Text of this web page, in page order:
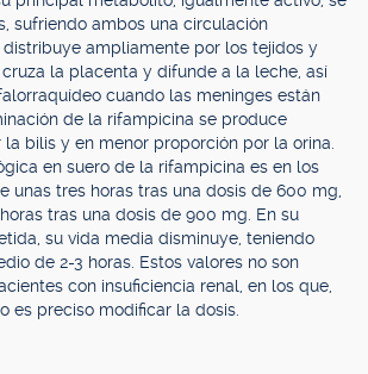
sufriendo ambos una circulación
distribuye ampliamente por los tejidos y
la placenta y difunde a la leche, así
cuando las meninges están
de la rifampicina se produce
bilis y en menor proporción por la orina.
en suero de la rifampicina es en los
unas tres horas tras una dosis de 600 mg,
tras una dosis de 900 mg. En su
su vida media disminuye, teniendo
de 2-3 horas. Estos valores no son
con insuficiencia renal, en los que,
es preciso modificar la dosis.